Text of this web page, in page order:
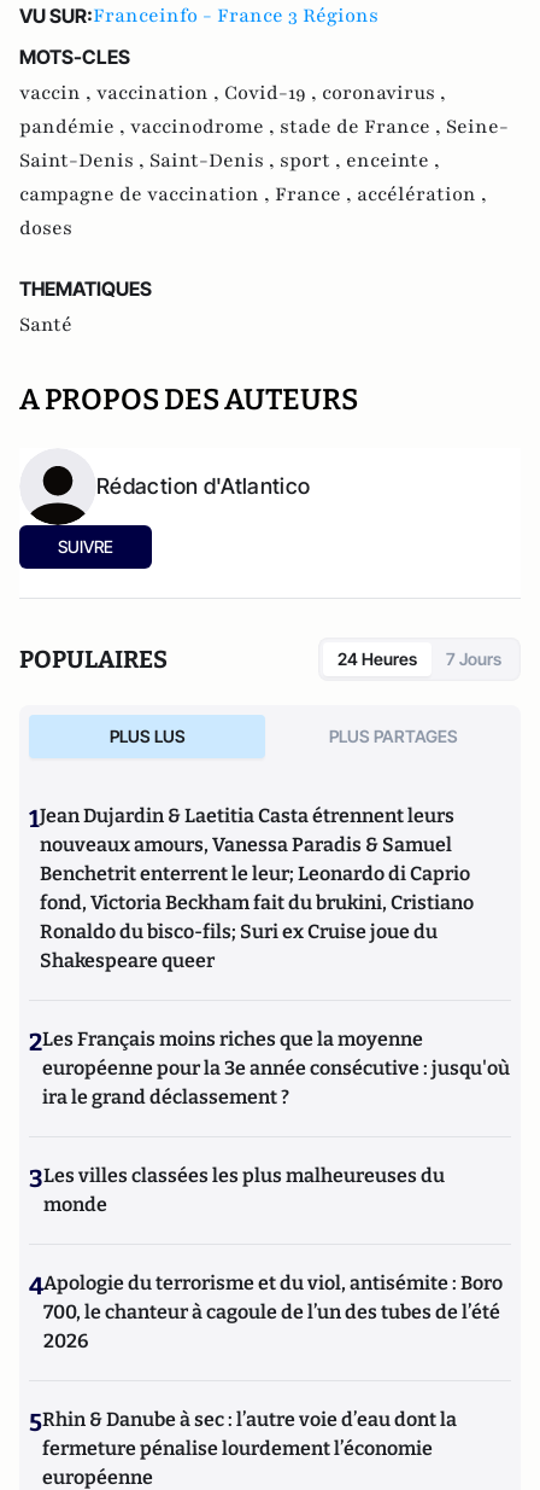
VU SUR:Franceinfo - France 3 Régions
MOTS-CLES
vaccin , vaccination , Covid-19 , coronavirus ,
pandémie , vaccinodrome , stade de France , Seine-
Saint-Denis , Saint-Denis , sport , enceinte ,
campagne de vaccination , France , accélération ,
doses
THEMATIQUES
Santé
A PROPOS DES AUTEURS
Rédaction d'Atlantico
SUIVRE
POPULAIRES 24 Heures 7 Jours
PLUS LUS PLUS PARTAGES
1Jean Dujardin & Laetitia Casta étrennent leurs
nouveaux amours, Vanessa Paradis & Samuel
Benchetrit enterrent le leur; Leonardo di Caprio
fond, Victoria Beckham fait du brukini, Cristiano
Ronaldo du bisco-fils; Suri ex Cruise joue du
Shakespeare queer
2Les Français moins riches que la moyenne
européenne pour la 3e année consécutive : jusqu'où
ira le grand déclassement ?
3Les villes classées les plus malheureuses du
monde
4Apologie du terrorisme et du viol, antisémite : Boro
700, le chanteur à cagoule de l’un des tubes de l’été
2026
5Rhin & Danube à sec : l’autre voie d’eau dont la
fermeture pénalise lourdement l’économie
européenne